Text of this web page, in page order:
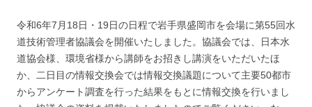
令和6年7月18日・19日の日程で岩手県盛岡市を会場に第55回水
道技術管理者協議会を開催いたしました。協議会では、日本水
道協会様、環境省様から講師をお招きし講演をいただいたほ
か、二日目の情報交換会では情報交換議題について主要50都市
からアンケート調査を行った結果をもとに情報交換を行いまし